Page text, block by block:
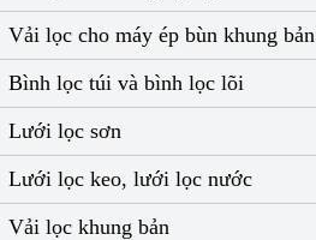
Vải lọc cho máy ép bùn khung bản
Bình lọc túi và bình lọc lõi
Lưới lọc sơn
Lưới lọc keo, lưới lọc nước
Vải lọc khung bản